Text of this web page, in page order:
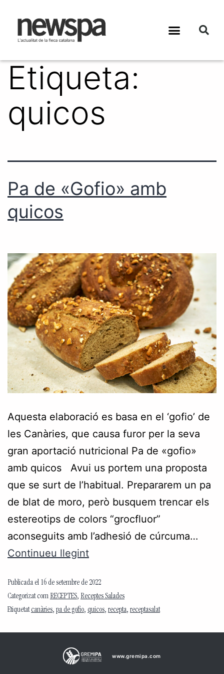
Etiqueta:
quicos
Pa de «Gofio» amb
quicos
Aquesta elaboració es basa en el ‘gofio’ de
les Canàries, que causa furor per la seva
gran aportació nutricional Pa de «gofio»
amb quicos Avui us portem una proposta
que se surt de l’habitual. Prepararem un pa
de blat de moro, però busquem trencar els
estereotips de colors “grocfluor”
aconseguits amb l’adhesió de cúrcuma…
Continueu llegint
Publicada el 16 de setembre de 2022
Categorizat com RECEPTES, Receptes Salades
Etiquetatcanàries, pa de gofio, quicos, recepta, receptasalat
www.gremipa.com